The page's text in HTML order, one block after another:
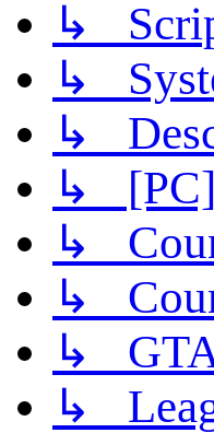
↳
↳
↳
↳ [PC]
↳
↳
↳ GTA
↳